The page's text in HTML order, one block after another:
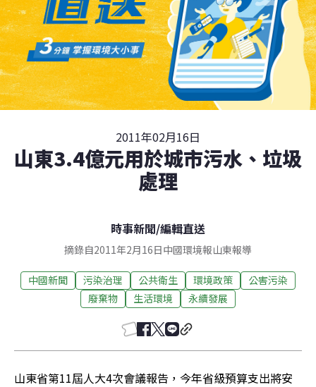
2011年02月16日
山東3.4億元用於城市污水、垃圾
處理
時事新聞/編輯直送
摘錄自2011年2月16日中國環境報山東報導
中國新聞 污染治理 公共衛生 環境政策
公害污染
廢棄物
生活環境 永續發展
山東省第11屆人大4次會議報告，今年省級預算支出將安